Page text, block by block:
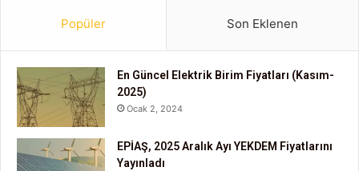
Popüler Son Eklenen
En Güncel Elektrik Birim Fiyatları (Kasım-
2025)
Ocak 2, 2024
EPİAŞ, 2025 Aralık Ayı YEKDEM Fiyatlarını
Yayınladı